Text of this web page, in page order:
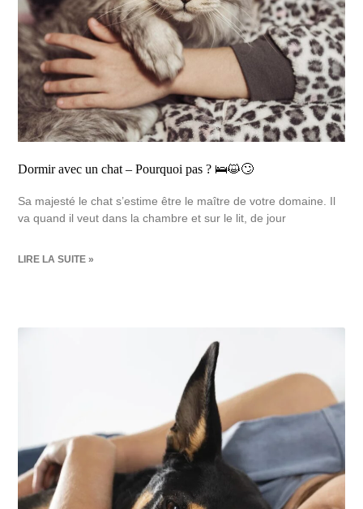
Dormir avec un chat – Pourquoi pas ? 🛌😺🙄
Sa majesté le chat s’estime être le maître de votre domaine. Il
va quand il veut dans la chambre et sur le lit, de jour
LIRE LA SUITE »